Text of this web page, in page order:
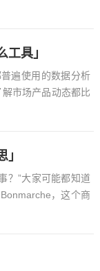
具」
遍使用的数据分析
市场产品动态都比
？”大家可能都知道
，这个商